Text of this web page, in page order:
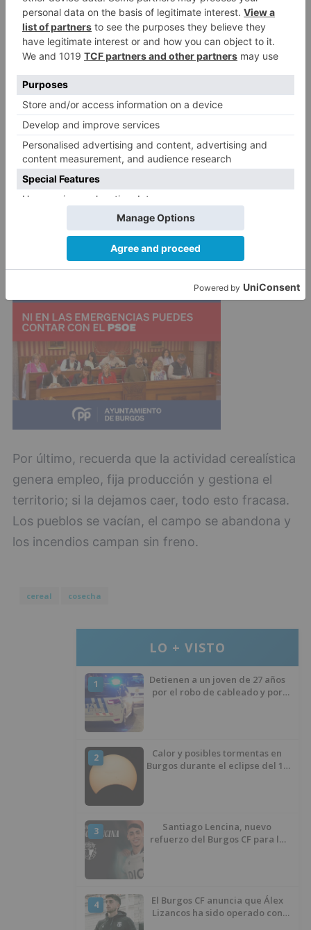
local a cambio de nada. Y además, sin aranceles.
España es el país más perjudicado.
podemos hacer es planificar nuestras siembras:
reducir las hectáreas de cereal para ahorrar
costes de producción y diversificar los cultivos
hacia colza, girasol, leguminosas, barbechos,
etcétera. Y sin olvidar que esto puede conllevar
un elevado riesgo de desestabilizar esas
producciones y, en último término,
comprometer su rentabilidad.
Por último, recuerda que la actividad cerealística
genera empleo, fija producción y gestiona el
territorio; si la dejamos caer, todo esto fracasa.
Los pueblos se vacían, el campo se abandona y
los incendios campan sin freno.
cereal cosecha
LO + VISTO
1
Detienen a un joven de 27 años
por el robo de cableado y por
2
Calor y posibles tormentas en
Burgos durante el eclipse del 12
3
Santiago Lencina, nuevo
refuerzo del Burgos CF para la
4
El Burgos CF anuncia que Álex
Lizancos ha sido operado con